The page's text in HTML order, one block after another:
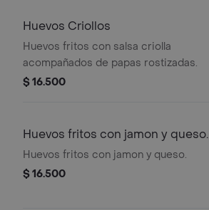
Huevos Criollos
Huevos fritos con salsa criolla
acompañados de papas rostizadas.
$ 16.500
Huevos fritos con jamon y queso.
Huevos fritos con jamon y queso.
$ 16.500